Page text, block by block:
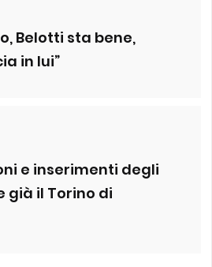
Belotti sta bene,
in lui”
e inserimenti degli
già il Torino di